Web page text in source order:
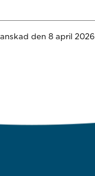
den 8 april 2026